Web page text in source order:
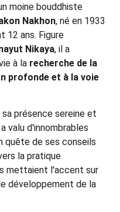
moine bouddhiste
Nakhon, né en 1933
12 ans. Figure
Nikaya, il a
à la recherche de la
profonde et à la voie
présence sereine et
valu d'innombrables
quête de ses conseils
la pratique
mettaient l'accent sur
développement de la